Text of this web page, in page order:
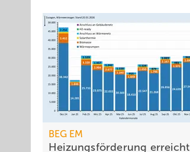
BEG EM
Heizungsförderung erreicht